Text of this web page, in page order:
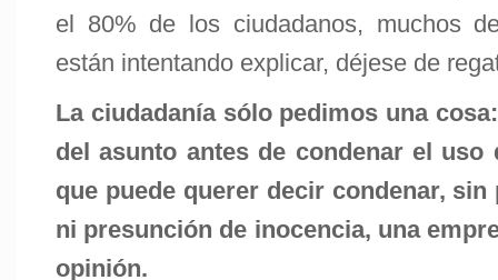
el 80% de los ciudadanos, muchos
están intentando explicar, déjese de
La ciudadanía sólo pedimos una
del asunto antes de condenar el uso
que puede querer decir condenar,
ni presunción de inocencia, una
opinión.